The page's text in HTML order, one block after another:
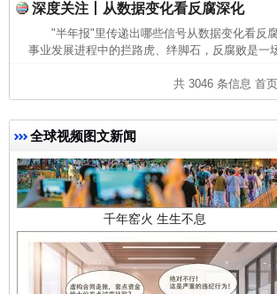
深度关注丨从数据变化看反腐深化
"半年报"里传递出哪些信号从数据变化看
事业发展进程中的拦路虎、绊脚石，反腐败是
共 3046 条信息 首页
全球视频图文新闻
千年窑火 生生不息